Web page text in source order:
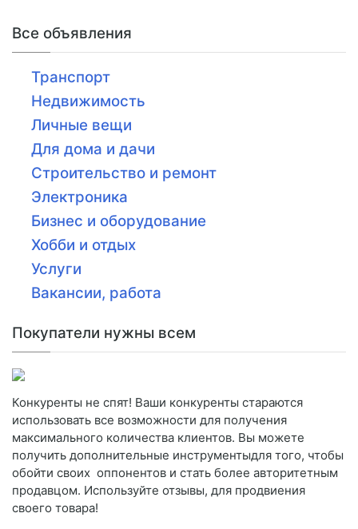
Все объявления
Транспорт
Недвижимость
Личные вещи
Для дома и дачи
Строительство и ремонт
Электроника
Бизнес и оборудование
Хобби и отдых
Услуги
Вакансии, работа
Покупатели нужны всем
Конкуренты не спят! Ваши конкуренты стараются
использовать все возможности для получения
максимального количества клиентов. Вы можете
получить дополнительные инструментыдля того, чтобы
обойти своих оппонентов и стать более авторитетным
продавцом. Используйте отзывы, для продвиения
своего товара!